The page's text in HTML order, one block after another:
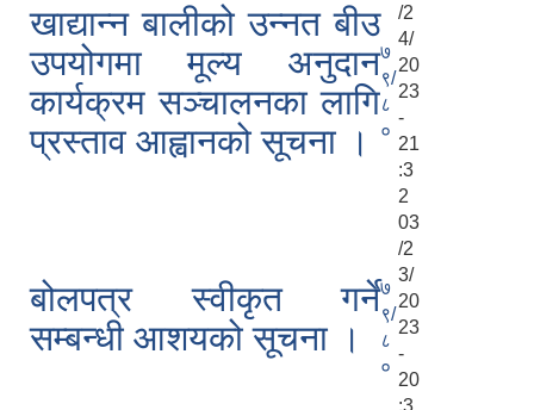
खाद्यान्न बालीको उन्नत बीउ
उपयोगमा मूल्य अनुदान
कार्यक्रम सञ्चालनका लागि
प्रस्ताव आह्वानको सूचना ।
७
९/
८
०
/2
4/
20
23
-
21
:3
2
बोलपत्र स्वीकृत गर्ने
सम्बन्धी आशयको सूचना ।
७
९/
८
०
03
/2
3/
20
23
-
20
:3